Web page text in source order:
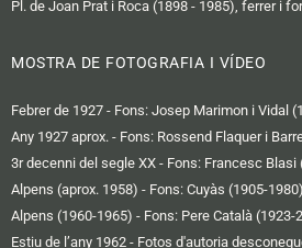
Pl. de Joan Prat i Roca (1898 - 1985), ferrer i
MOSTRA DE FOTOGRAFIA I VÍDEO
Febrer de 1927 - Fons: Josep Marimon i Vidal
Any 1927 aprox. - Fons: Rossend Flaquer i
3r decenni del segle XX - Fons: Francesc Blasi
Alpens (aprox. 1958) - Fons: Cuyàs (1905-1980)
Alpens (1960-1965) - Fons: Pere Català (1923-
Estiu de l’any 1962 - Fotos d'autoria